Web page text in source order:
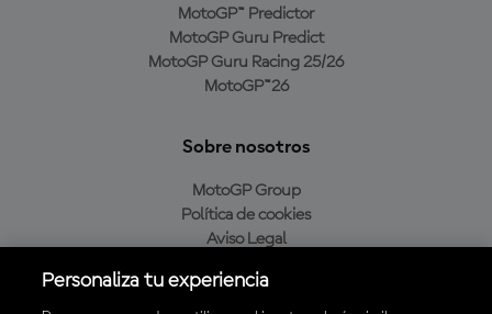
MotoGP™ Predictor
MotoGP Guru Predict
MotoGP Guru Racing 25/26
MotoGP™26
Sobre nosotros
MotoGP Group
Política de cookies
Aviso Legal
Política de compra
Personaliza tu experiencia